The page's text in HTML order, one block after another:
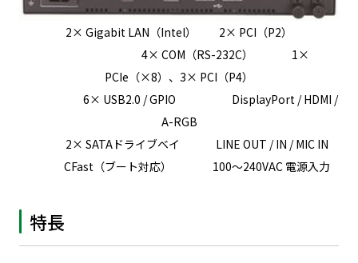
2× Gigabit LAN（Intel） 2× PCI（P2）
4× COM（RS-232C） 1×
PCIe（×8）、3× PCI（P4）
6× USB2.0 / GPIO DisplayPort / HDMI /
A-RGB
2× SATAドライブベイ LINE OUT / IN / MIC IN
CFast（ブート対応） 100～240VAC 電源入力
特長